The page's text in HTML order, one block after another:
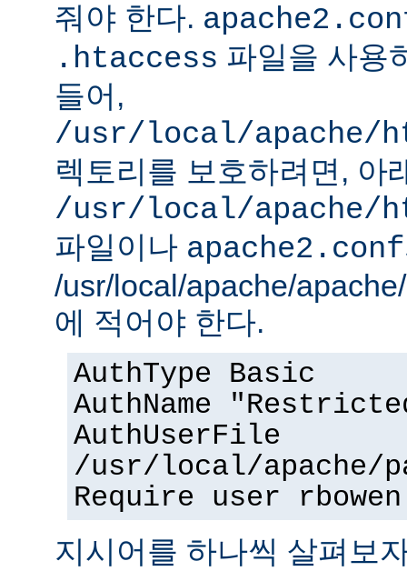
줘야 한다.
.htaccess 파일을 사용
들어,
/usr/local/apache/
렉토리를 보호하려면, 아
/usr/local/apache/
파일이나 apache2.conf
/usr/local/apache/
에 적어야 한다.
AuthType Basic
AuthName
AuthUserFile
/usr/local/apache/
Require user rbowen
지시어를 하나씩 살펴보